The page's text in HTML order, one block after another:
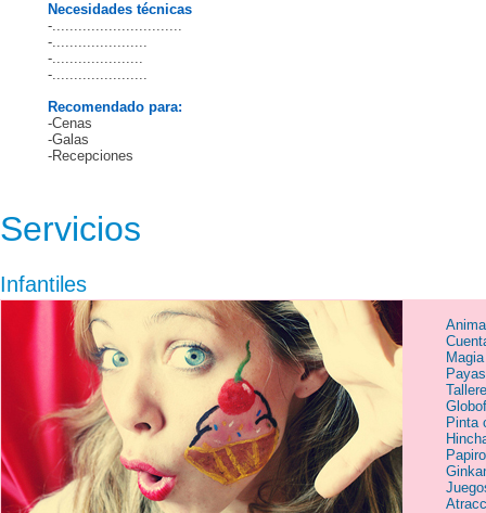
Necesidades técnicas
-..............................
-......................
-.....................
-......................
Recomendado para:
-Cenas
-Galas
-Recepciones
Servicios
Infantiles
Pinta